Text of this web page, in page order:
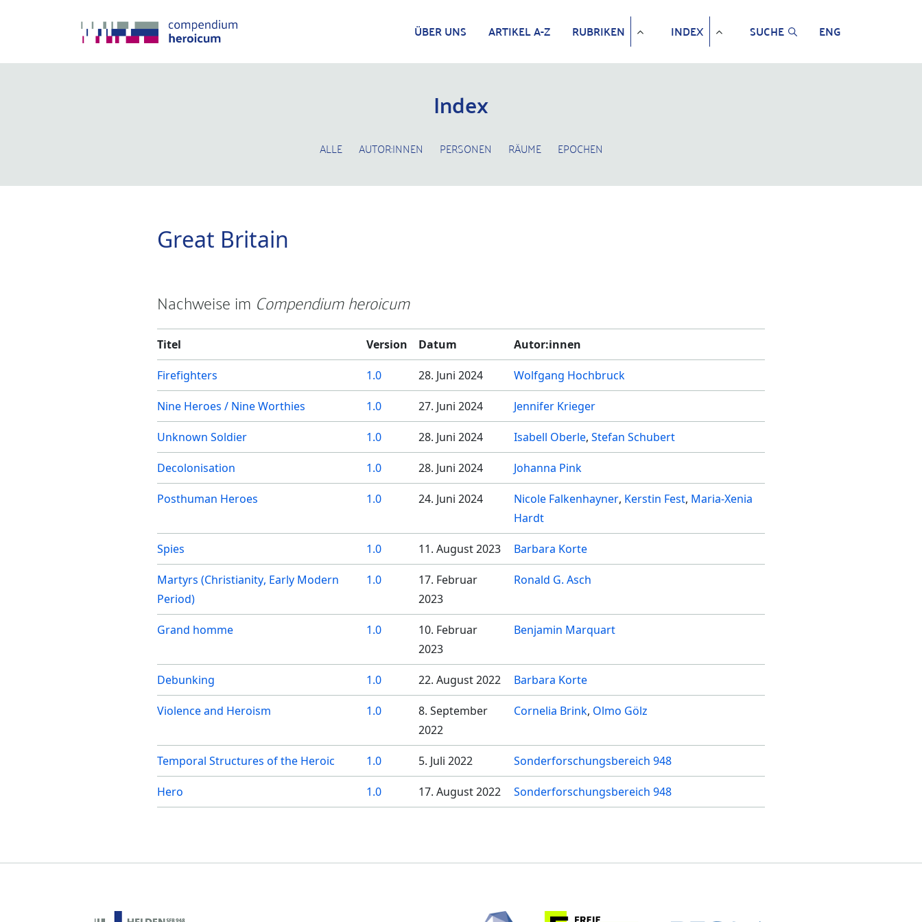
ÜBER UNS ARTIKEL A-Z RUBRIKEN INDEX SUCHE ENG
Index
ALLE AUTOR:INNEN PERSONEN RÄUME EPOCHEN
Great Britain
Nachweise im Compendium heroicum
Titel Version Datum Autor:innen
Firefighters 1.0 28. Juni 2024 Wolfgang Hochbruck
Nine Heroes / Nine Worthies 1.0 27. Juni 2024 Jennifer Krieger
Unknown Soldier 1.0 28. Juni 2024 Isabell Oberle Stefan Schubert
Decolonisation 1.0 28. Juni 2024 Johanna Pink
Posthuman Heroes 1.0 24. Juni 2024 Nicole Falkenhayner Kerstin Fest Maria-Xenia
Hardt
Spies 1.0 11. August 2023 Barbara Korte
Martyrs (Christianity, Early Modern
Period)
1.0
17. Februar
2023
Ronald G. Asch
Grand homme 1.0
10. Februar
2023
Benjamin Marquart
Debunking 1.0 22. August 2022 Barbara Korte
Violence and Heroism 1.0
8. September
2022
Cornelia Brink Olmo Gölz
Temporal Structures of the Heroic 1.0 5. Juli 2022 Sonderforschungsbereich 948
Hero 1.0 17. August 2022 Sonderforschungsbereich 948